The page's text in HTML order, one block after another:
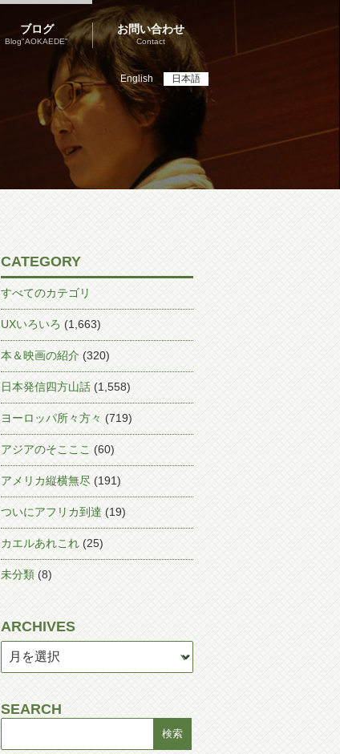
English 日本語
ブログ
Blog"AOKAEDE"
お問い合わせ
Contact
CATEGORY
すべてのカテゴリ
UXいろいろ (1,663)
本＆映画の紹介 (320)
日本発信四方山話 (1,558)
ヨーロッパ所々方々 (719)
アジアのそこここ (60)
アメリカ縦横無尽 (191)
ついにアフリカ到達 (19)
カエルあれこれ (25)
未分類 (8)
ARCHIVES
SEARCH